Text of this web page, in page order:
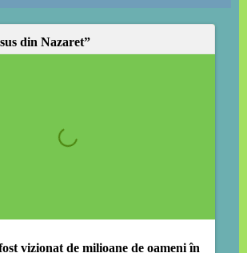
din Nazaret”
vizionat de milioane de oameniîn